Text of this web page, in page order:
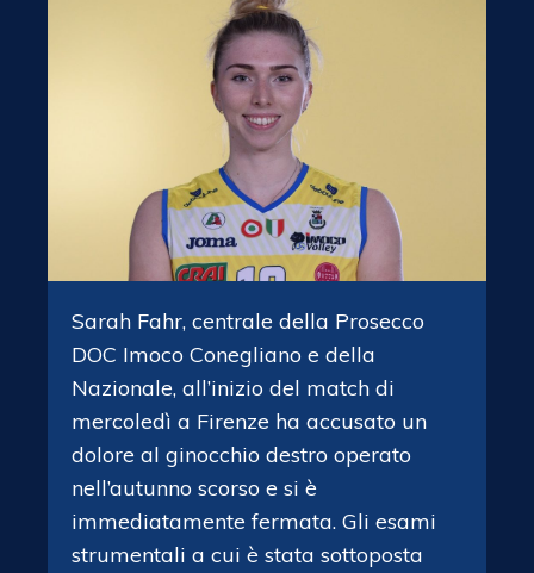
Sarah Fahr, centrale della Prosecco
DOC Imoco Conegliano e della
Nazionale, all’inizio del match di
mercoledì a Firenze ha accusato un
dolore al ginocchio destro operato
nell’autunno scorso e si è
immediatamente fermata. Gli esami
strumentali a cui è stata sottoposta